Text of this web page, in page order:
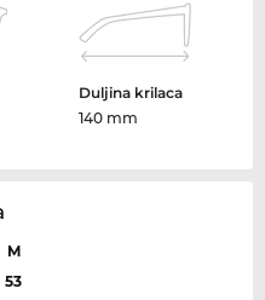
Duljina krilaca
140 mm
M
53